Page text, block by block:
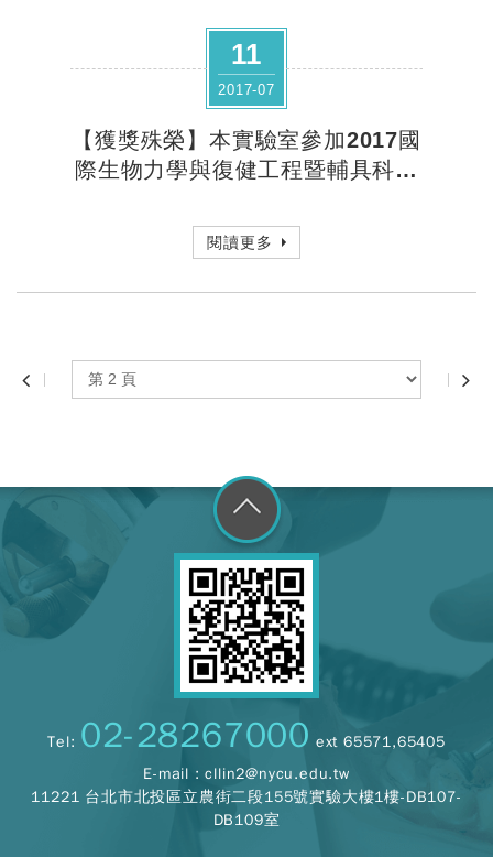
11
2017-07
【獲獎殊榮】本實驗室參加2017國
際生物力學與復健工程暨輔具科技
閱讀更多
go to top
Tel: 02-28267000 ext 65571,65405
E-mail :cllin2@nycu.edu.tw
11221 台北市北投區立農街二段155號實驗大樓1樓-DB107-
DB109室